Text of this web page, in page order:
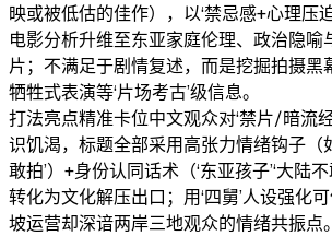
映或被低估的佳作），以‘禁忌感+心理压
电影分析升维至东亚家庭伦理、政治隐喻
片；不满足于剧情复述，而是挖掘拍摄黑
牺牲式表演等‘片场考古’级信息。
打法亮点精准卡位中文观众对‘禁片/暗流
识饥渴，标题全部采用高张力情绪钩子（如
敢拍’）+身份认同话术（‘东亚孩子’‘大陆
转化为文化解压出口；用‘四舅’人设强化
坡运营却深谙两岸三地观众的情绪共振点。